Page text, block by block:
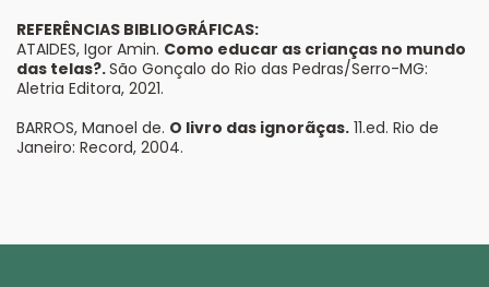
REFERÊNCIAS BIBLIOGRÁFICAS:
ATAIDES, Igor Amin. Como educar as crianças no mundo
das telas?.São Gonçalo do Rio das Pedras/Serro-MG:
Aletria Editora, 2021.
BARROS, Manoel de. O livro das ignorãças. 11.ed. Rio de
Janeiro: Record, 2004.